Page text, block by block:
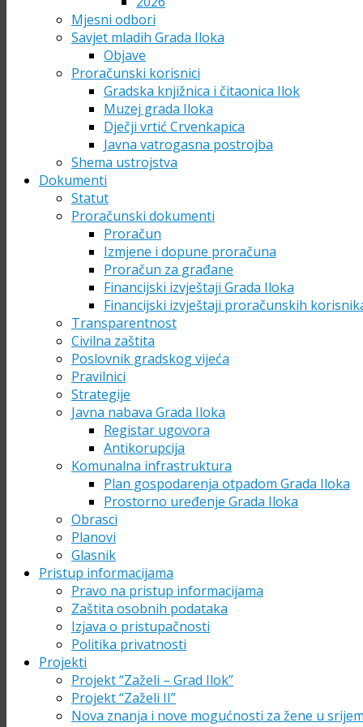
Mjesni odbori
Savjet mladih Grada Iloka
Objave
Proračunski korisnici
Gradska knjižnica i čitaonica Ilok
Muzej grada Iloka
Dječji vrtić Crvenkapica
Javna vatrogasna postrojba
Shema ustrojstva
Dokumenti
Statut
Proračunski dokumenti
Proračun
Izmjene i dopune proračuna
Proračun za građane
Financijski izvještaji Grada Iloka
Financijski izvještaji proračunskih
Transparentnost
Civilna zaštita
Poslovnik gradskog vijeća
Pravilnici
Strategije
Javna nabava Grada Iloka
Registar ugovora
Antikorupcija
Komunalna infrastruktura
Plan gospodarenja otpadom Grada Iloka
Prostorno uređenje Grada Iloka
Obrasci
Planovi
Glasnik
Pristup informacijama
Pravo na pristup informacijama
Zaštita osobnih podataka
Izjava o pristupačnosti
Politika privatnosti
Projekti
Projekt “Zaželi – Grad Ilok”
Projekt “Zaželi II”
Nova znanja i nove mogućnosti za žene u